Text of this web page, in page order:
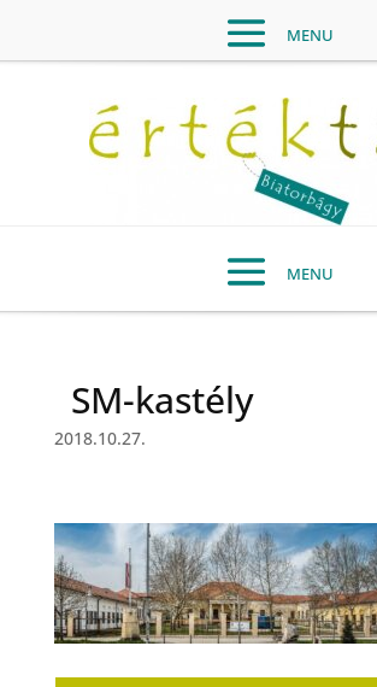
SM-kastély
2018.10.27.